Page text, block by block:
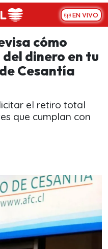
EN VIVO
cómo
dinero en tu
Cesantía
el retiro total
que cumplan con